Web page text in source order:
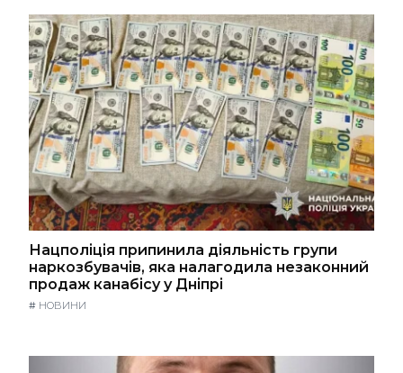
Нацполіція припинила діяльність групи
наркозбувачів, яка налагодила незаконний
продаж канабісу у Дніпрі
# НОВИНИ